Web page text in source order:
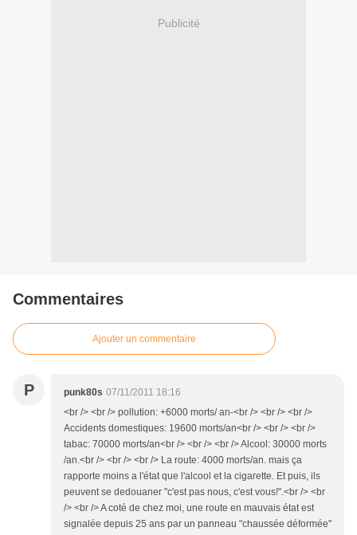
Publicité
Commentaires
Ajouter un commentaire
P punk80s 07/11/2011 18:16
<br /> <br /> pollution: +6000 morts/ an-<br /> <br /> <br />
Accidents domestiques: 19600 morts/an<br /> <br /> <br />
tabac: 70000 morts/an<br /> <br /> <br /> Alcool: 30000 morts
/an.<br /> <br /> <br /> La route: 4000 morts/an. mais ça
rapporte moins a l'état que l'alcool et la cigarette. Et puis, ils
peuvent se dedouaner "c'est pas nous, c'est vous!".<br /> <br
/> <br /> A coté de chez moi, une route en mauvais état est
signalée depuis 25 ans par un panneau "chaussée déformée"